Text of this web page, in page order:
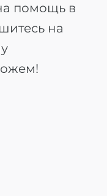
помощь в
на